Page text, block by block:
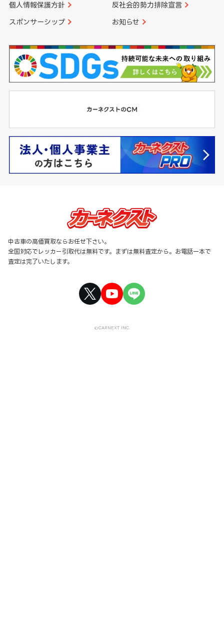
個人情報保護方針 反社会的勢力排除宣言
スポンサーシップ お知らせ
中古車の高価買取ならお任せ下さい。
全国対応でレッカー引取代は無料です。まずは無料査定から。お電話一本で
査定は完了いたします。
©CARNEXT INC.